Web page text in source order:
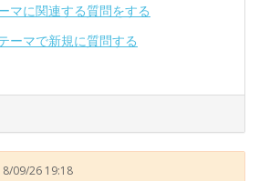
マに関連する質問をする
ーマで新規に質問する
09/26 19:18